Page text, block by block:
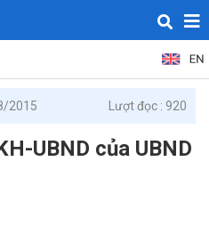
2015 Lượt đọc : 920
UBND của UBND